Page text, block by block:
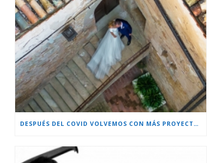
DESPUÉS DEL COVID VOLVEMOS CON MÁS PROYECTOS!!!